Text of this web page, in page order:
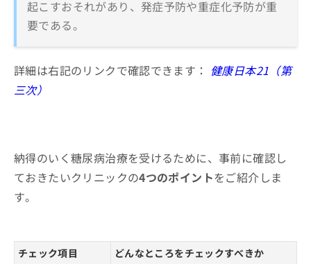
起こすおそれがあり、発症予防や重症化予防が重
要である。
詳細は右記のリンクで確認できます： 健康日本21（第
三次）
納得のいく糖尿病治療を受けるために、事前に確認し
ておきたいクリニックの4つのポイントをご紹介しま
す。
チェック項目 どんなところをチェックすべきか